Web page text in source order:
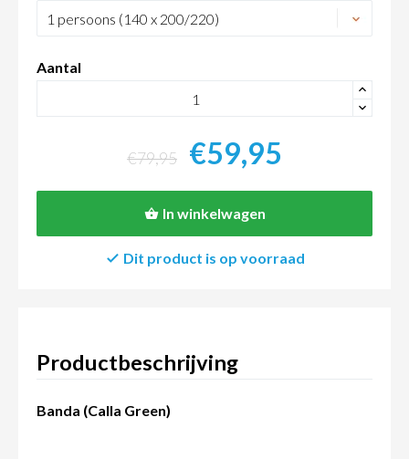
Productbeschrijving
Banda (Calla Green)
Aantal
+
-
€79,95 €59,95
In winkelwagen
Dit product is op voorraad